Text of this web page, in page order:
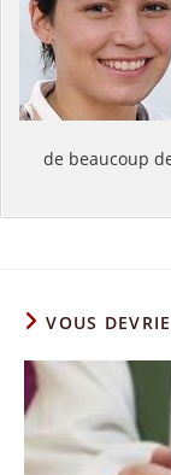
de beaucoup
VOUS